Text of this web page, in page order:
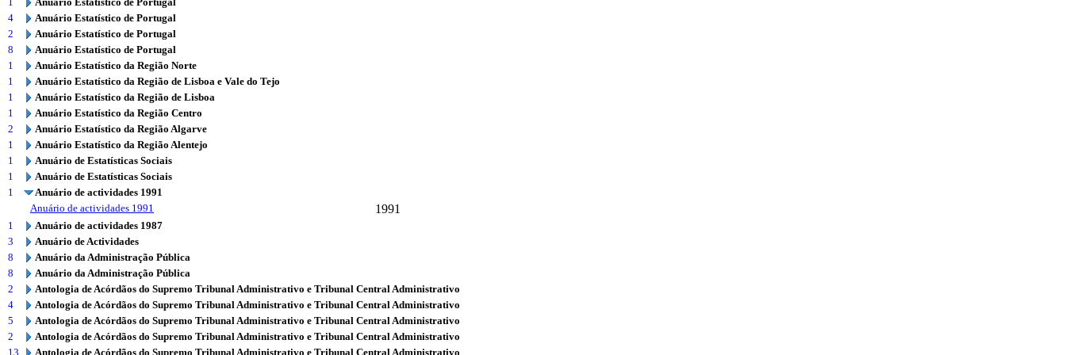
4
Anuário Estatístico de Portugal
2
Anuário Estatístico de Portugal
8
Anuário Estatístico de Portugal
1
Anuário Estatístico da Região Norte
1
Anuário Estatístico da Região de Lisboa e Vale do Tejo
1
Anuário Estatístico da Região de Lisboa
1
Anuário Estatístico da Região Centro
2
Anuário Estatístico da Região Algarve
1
Anuário Estatístico da Região Alentejo
1
Anuário de Estatísticas Sociais
1
Anuário de Estatísticas Sociais
1
Anuário de actividades 1991
Anuário de actividades 1991
1991
1
Anuário de actividades 1987
3
Anuário de Actividades
8
Anuário da Administração Pública
8
Anuário da Administração Pública
2
Antologia de Acórdãos do Supremo Tribunal Administrativo e Tribunal Central Administrativo
4
Antologia de Acórdãos do Supremo Tribunal Administrativo e Tribunal Central Administrativo
5
Antologia de Acórdãos do Supremo Tribunal Administrativo e Tribunal Central Administrativo
2
Antologia de Acórdãos do Supremo Tribunal Administrativo e Tribunal Central Administrativo
13
Antologia de Acórdãos do Supremo Tribunal Administrativo e Tribunal Central Administrativo